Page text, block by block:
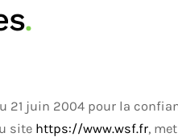
.
21 juin 2004 pour la
site https://www.wsf.fr,